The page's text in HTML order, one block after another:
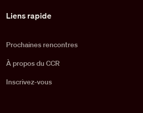
Liens rapide
Prochaines rencontres
À propos du CCR
Inscrivez-vous